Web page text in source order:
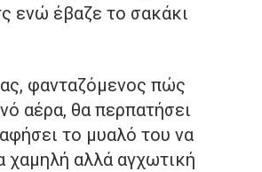
ενώ έβαζε το σακάκι
φανταζόμενος πώς
αέρα, θα περπατήσει
το μυαλό του να
χαμηλή αλλά αγχωτική